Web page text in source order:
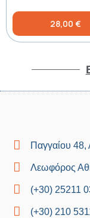
28,00 €
Παγγαίου
Λεωφόρος
(+30) 25211
(+30) 210